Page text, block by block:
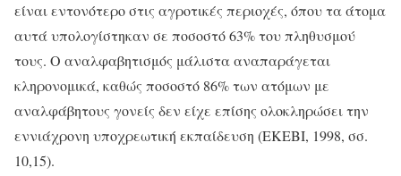
είναι εντονότερο στις αγροτικές περιοχές, όπου τα άτομα
αυτά υπολογίστηκαν σε ποσοστό 63% του πληθυσμού
τους. Ο αναλφαβητισμός μάλιστα αναπαράγεται
κληρονομικά, καθώς ποσοστό 86% των ατόμων με
αναλφάβητους γονείς δεν είχε επίσης ολοκληρώσει την
εννιάχρονη υποχρεωτική εκπαίδευση (ΕΚΕΒΙ, 1998, σσ.
10,15).